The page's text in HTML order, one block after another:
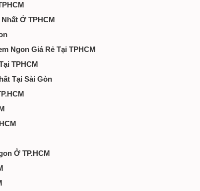
Ở TPHCM
Ngon Giá Rẻ Tại TPHCM
TPHCM
Tại Sài Gòn
Ở TP.HCM